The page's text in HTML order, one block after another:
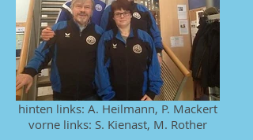
hinten links: A. Heilmann, P. Mackert
vorne links: S. Kienast, M. Rother